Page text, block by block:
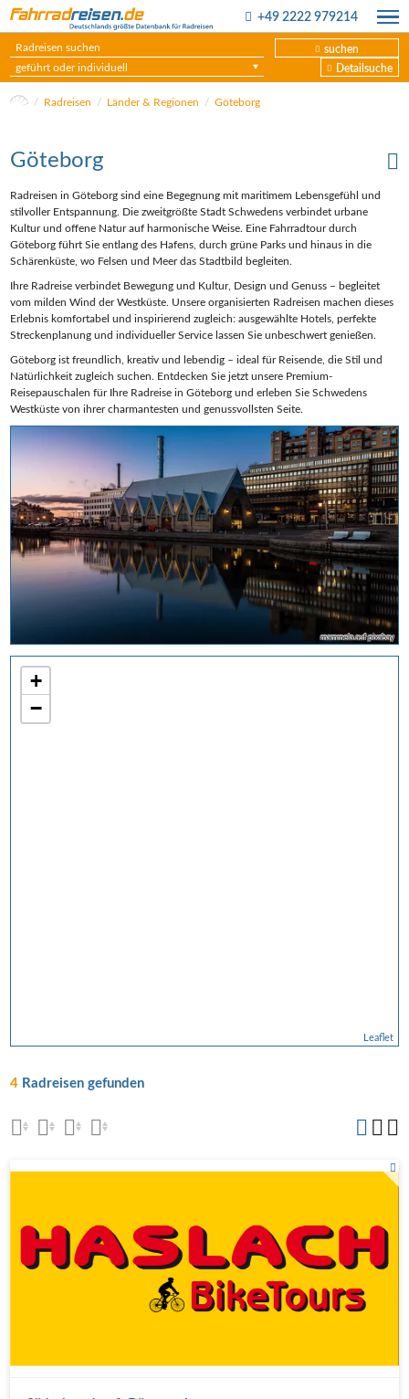
+49 2222 979214
suchen
geführt oder individuell
Detailsuche
Radreisen Länder & Regionen Göteborg
mammela auf pixabay
+
−
Leaflet
Göteborg
Radreisen in Göteborg sind eine Begegnung mit maritimem Lebensgefühl und
stilvoller Entspannung. Die zweitgrößte Stadt Schwedens verbindet urbane
Kultur und offene Natur auf harmonische Weise. Eine Fahrradtour durch
Göteborg führt Sie entlang des Hafens, durch grüne Parks und hinaus in die
Schärenküste, wo Felsen und Meer das Stadtbild begleiten.
Ihre Radreise verbindet Bewegung und Kultur, Design und Genuss – begleitet
vom milden Wind der Westküste. Unsere organisierten Radreisen machen dieses
Erlebnis komfortabel und inspirierend zugleich: ausgewählte Hotels, perfekte
Streckenplanung und individueller Service lassen Sie unbeschwert genießen.
Göteborg ist freundlich, kreativ und lebendig – ideal für Reisende, die Stil und
Natürlichkeit zugleich suchen. Entdecken Sie jetzt unsere Premium-
Reisepauschalen für Ihre Radreise in Göteborg und erleben Sie Schwedens
Westküste von ihrer charmantesten und genussvollsten Seite.
4 Radreisen gefunden